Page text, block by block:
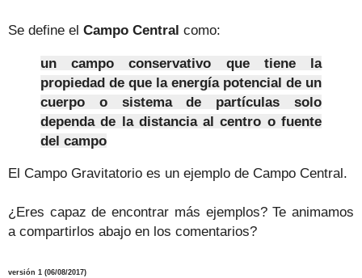
Se define el Campo Central como:
un campo conservativo que tiene la
propiedad de que la energía potencial de un
cuerpo o sistema de partículas solo
dependa de la distancia al centro o fuente
del campo
El Campo Gravitatorio es un ejemplo de Campo Central.
¿Eres capaz de encontrar más ejemplos? Te animamos
a compartirlos abajo en los comentarios?
versión 1 (06/08/2017)